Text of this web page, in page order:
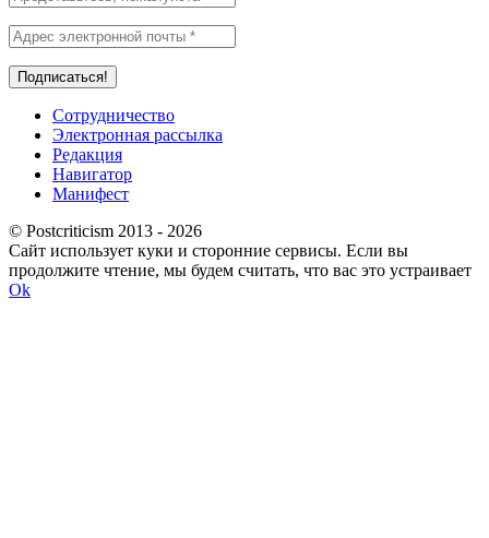
Сотрудничество
Электронная рассылка
Редакция
Навигатор
Манифест
© Postcriticism 2013 - 2026
Сайт использует куки и сторонние сервисы. Если вы
продолжите чтение, мы будем считать, что вас это устраивает
Ok